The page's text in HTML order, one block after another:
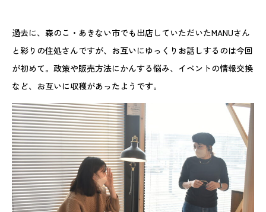
過去に、森のこ・あきない市でも出店していただいたMANUさん
と彩りの住処さんですが、お互いにゆっくりお話しするのは今回
が初めて。政策や販売方法にかんする悩み、イベントの情報交換
など、お互いに収穫があったようです。